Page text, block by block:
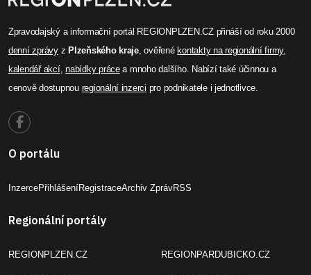
Zpravodajský a informační portál REGIONPLZEN.CZ přináší od roku 2000
denní zprávyzPlzeňského kraje, ověřenékontakty na regionální firmy,
kalendář akcí,nabídky prácea mnoho dalšího. Nabízí také účinnou a
cenově dostupnou regionální inzerci pro podnikatele i jednotlivce.
O portálu
InzercePřihlášeníRegistraceArchiv ZprávRSS
Regionální portály
REGIONPLZEN.CZ REGIONPARDUBICKO.CZ